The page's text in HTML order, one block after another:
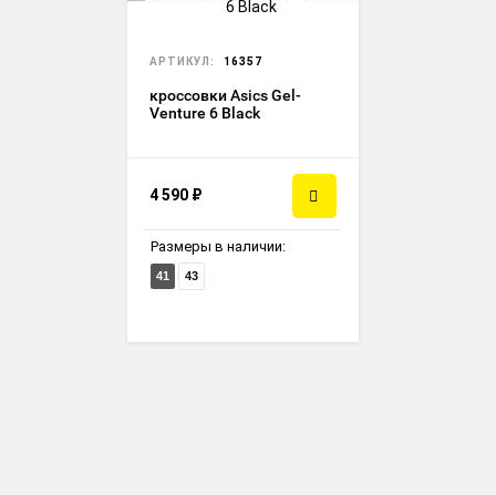
АРТИКУЛ: 16357
кроссовки Asics Gel-
Venture 6 Black
4 590 ₽
Размеры в наличии:
41 43